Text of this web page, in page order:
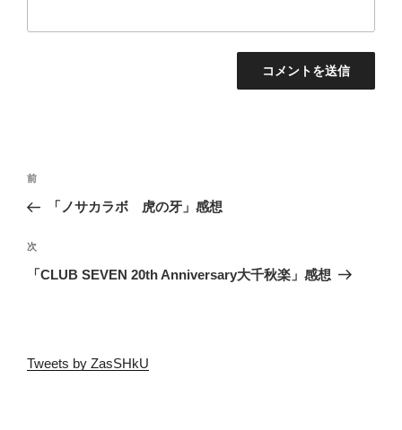
投
ナ
ビ
ゲ
ン
前
の
稿
前
「ノサカラボ 虎の牙」感想
次
の
次
「CLUB SEVEN 20th Anniversary大千秋楽」感想
Tweets by ZasSHkU